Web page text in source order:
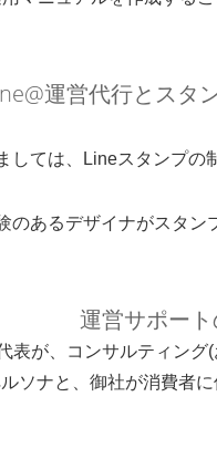
運営代行とスタ
しては、Lineスタンプの
のあるデザイナがスタ
運営サポー
表が、コンサルティン
ソナと、御社が消費者